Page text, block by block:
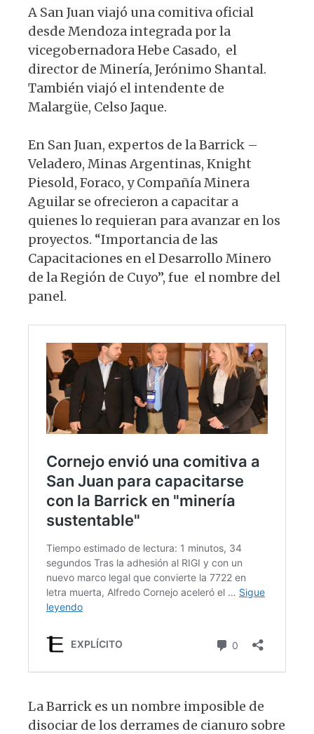
A San Juan viajó una comitiva oficial
desde Mendoza integrada por la
vicegobernadora Hebe Casado, el
director de Minería, Jerónimo Shantal.
También viajó el intendente de
Malargüe, Celso Jaque.
En San Juan, expertos de la Barrick –
Veladero, Minas Argentinas, Knight
Piesold, Foraco, y Compañía Minera
Aguilar se ofrecieron a capacitar a
quienes lo requieran para avanzar en los
proyectos. “Importancia de las
Capacitaciones en el Desarrollo Minero
de la Región de Cuyo”, fue el nombre del
panel.
La Barrick es un nombre imposible de
disociar de los derrames de cianuro sobre